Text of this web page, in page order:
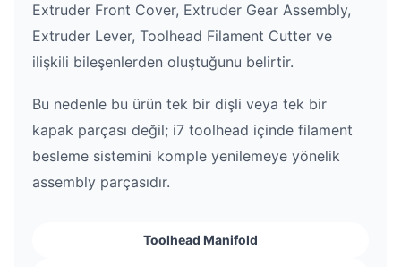
Extruder Front Cover, Extruder Gear Assembly,
Extruder Lever, Toolhead Filament Cutter ve
ilişkili bileşenlerden oluştuğunu belirtir.
Bu nedenle bu ürün tek bir dişli veya tek bir
kapak parçası değil; i7 toolhead içinde filament
besleme sistemini komple yenilemeye yönelik
assembly parçasıdır.
Toolhead Manifold